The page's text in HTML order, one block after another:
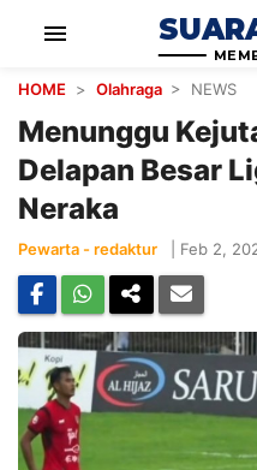
menu
HOME > Olahraga > NEWS
Menunggu
Delapan Besar
Neraka
Pewarta - redaktur Feb 2,